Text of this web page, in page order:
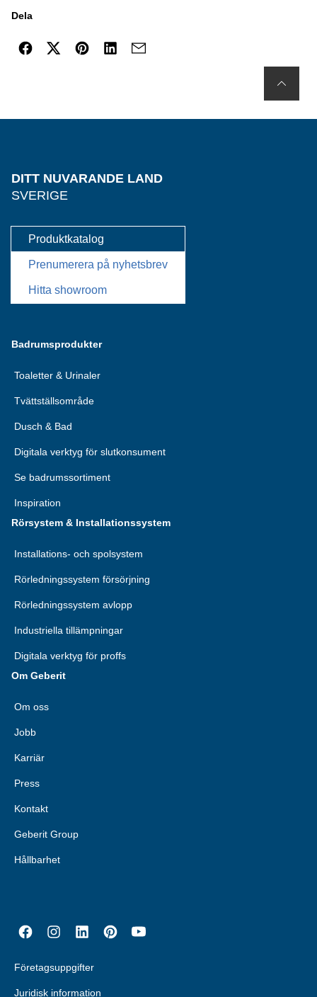
Dela
DITT NUVARANDE LAND
SVERIGE
Produktkatalog
Prenumerera på nyhetsbrev
Hitta showroom
Badrumsprodukter
Toaletter & Urinaler
Tvättställsområde
Dusch & Bad
Digitala verktyg för slutkonsument
Se badrumssortiment
Inspiration
Rörsystem & Installationssystem
Installations- och spolsystem
Rörledningssystem försörjning
Rörledningssystem avlopp
Industriella tillämpningar
Digitala verktyg för proffs
Om Geberit
Om oss
Jobb
Karriär
Press
Kontakt
Geberit Group
Hållbarhet
Företagsuppgifter
Juridisk information